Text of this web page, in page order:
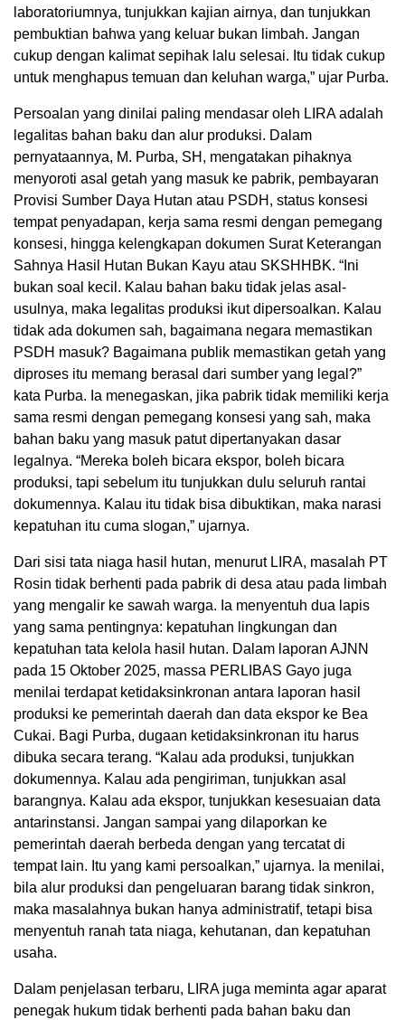
laboratoriumnya, tunjukkan kajian airnya, dan tunjukkan
pembuktian bahwa yang keluar bukan limbah. Jangan
cukup dengan kalimat sepihak lalu selesai. Itu tidak cukup
untuk menghapus temuan dan keluhan warga,” ujar Purba.
Persoalan yang dinilai paling mendasar oleh LIRA adalah
legalitas bahan baku dan alur produksi. Dalam
pernyataannya, M. Purba, SH, mengatakan pihaknya
menyoroti asal getah yang masuk ke pabrik, pembayaran
Provisi Sumber Daya Hutan atau PSDH, status konsesi
tempat penyadapan, kerja sama resmi dengan pemegang
konsesi, hingga kelengkapan dokumen Surat Keterangan
Sahnya Hasil Hutan Bukan Kayu atau SKSHHBK. “Ini
bukan soal kecil. Kalau bahan baku tidak jelas asal-
usulnya, maka legalitas produksi ikut dipersoalkan. Kalau
tidak ada dokumen sah, bagaimana negara memastikan
PSDH masuk? Bagaimana publik memastikan getah yang
diproses itu memang berasal dari sumber yang legal?”
kata Purba. Ia menegaskan, jika pabrik tidak memiliki kerja
sama resmi dengan pemegang konsesi yang sah, maka
bahan baku yang masuk patut dipertanyakan dasar
legalnya. “Mereka boleh bicara ekspor, boleh bicara
produksi, tapi sebelum itu tunjukkan dulu seluruh rantai
dokumennya. Kalau itu tidak bisa dibuktikan, maka narasi
kepatuhan itu cuma slogan,” ujarnya.
Dari sisi tata niaga hasil hutan, menurut LIRA, masalah PT
Rosin tidak berhenti pada pabrik di desa atau pada limbah
yang mengalir ke sawah warga. Ia menyentuh dua lapis
yang sama pentingnya: kepatuhan lingkungan dan
kepatuhan tata kelola hasil hutan. Dalam laporan AJNN
pada 15 Oktober 2025, massa PERLIBAS Gayo juga
menilai terdapat ketidaksinkronan antara laporan hasil
produksi ke pemerintah daerah dan data ekspor ke Bea
Cukai. Bagi Purba, dugaan ketidaksinkronan itu harus
dibuka secara terang. “Kalau ada produksi, tunjukkan
dokumennya. Kalau ada pengiriman, tunjukkan asal
barangnya. Kalau ada ekspor, tunjukkan kesesuaian data
antarinstansi. Jangan sampai yang dilaporkan ke
pemerintah daerah berbeda dengan yang tercatat di
tempat lain. Itu yang kami persoalkan,” ujarnya. Ia menilai,
bila alur produksi dan pengeluaran barang tidak sinkron,
maka masalahnya bukan hanya administratif, tetapi bisa
menyentuh ranah tata niaga, kehutanan, dan kepatuhan
usaha.
Dalam penjelasan terbaru, LIRA juga meminta agar aparat
penegak hukum tidak berhenti pada bahan baku dan